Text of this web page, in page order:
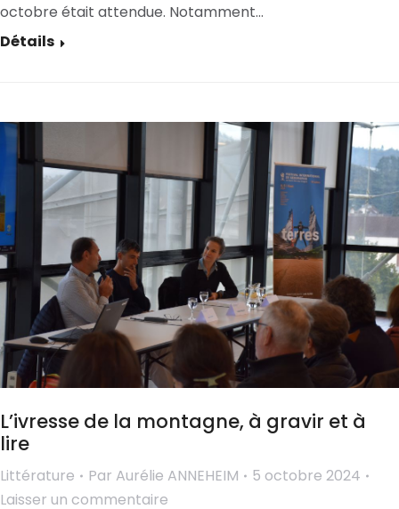
octobre était attendue. Notamment…
Détails
L’ivresse de la montagne, à gravir et à
lire
Littérature Par Aurélie ANNEHEIM
5 octobre 2024
Laisser un commentaire